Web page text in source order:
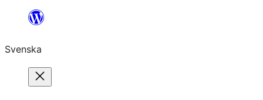
Hoppa
innehåll
Svenska